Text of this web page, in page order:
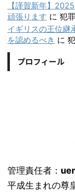
【謹賀新年】
頑張ります に 犯
イギリスの王位継
を認めるべき に
プロフィール
管理責任者：
平成生まれの尊